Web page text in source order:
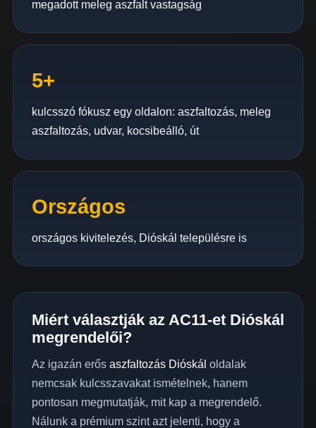
megadott meleg aszfalt vastagság
5+
kulcsszó fókusz egy oldalon: aszfaltozás, meleg
aszfaltozás, udvar, kocsibeálló, út
Országos
országos kivitelezés, Dióskál településre is
Miért választják az AC11-et Dióskál
megrendelői?
Az igazán erős aszfaltozás Dióskál oldalak
nemcsak kulcsszavakat ismételnek, hanem
pontosan megmutatják, mit kap a megrendelő.
Nálunk a prémium szint azt jelenti, hogy a